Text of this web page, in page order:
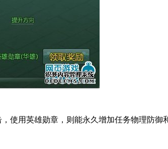
用英雄勋章，则能永久增加任务物理防御和